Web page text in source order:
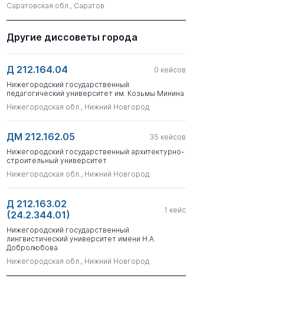
Саратовская обл., Саратов
Другие диссоветы города
Д 212.164.04 0 кейсов
Нижегородский государственный
педагогический университет им. Козьмы Минина
Нижегородская обл., Нижний Новгород
ДМ 212.162.05 35 кейсов
Нижегородский государственный архитектурно-
строительный университет
Нижегородская обл., Нижний Новгород
Д 212.163.02
(24.2.344.01)
1 кейс
Нижегородский государственный
лингвистический университет имени Н.А.
Добролюбова
Нижегородская обл., Нижний Новгород